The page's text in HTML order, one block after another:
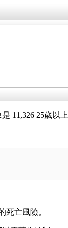
11,326 25歲以
死亡風險。